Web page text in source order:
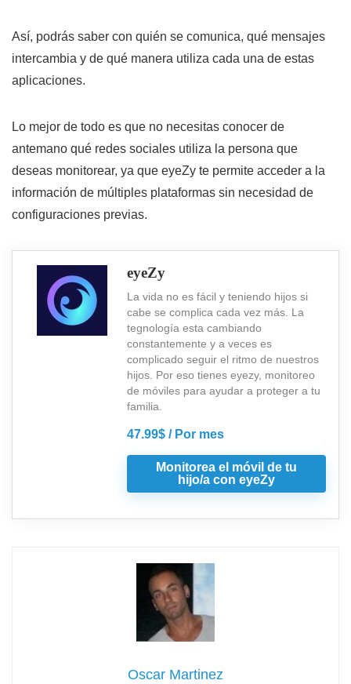
Así, podrás saber con quién se comunica, qué mensajes
intercambia y de qué manera utiliza cada una de estas
aplicaciones.
Lo mejor de todo es que no necesitas conocer de
antemano qué redes sociales utiliza la persona que
deseas monitorear, ya que eyeZy te permite acceder a la
información de múltiples plataformas sin necesidad de
configuraciones previas.
eyeZy
La vida no es fácil y teniendo hijos si
cabe se complica cada vez más. La
tegnología esta cambiando
constantemente y a veces es
complicado seguir el ritmo de nuestros
hijos. Por eso tienes eyezy, monitoreo
de móviles para ayudar a proteger a tu
familia.
47.99$ / Por mes
Monitorea el móvil de tu
hijo/a con eyeZy
Oscar Martinez